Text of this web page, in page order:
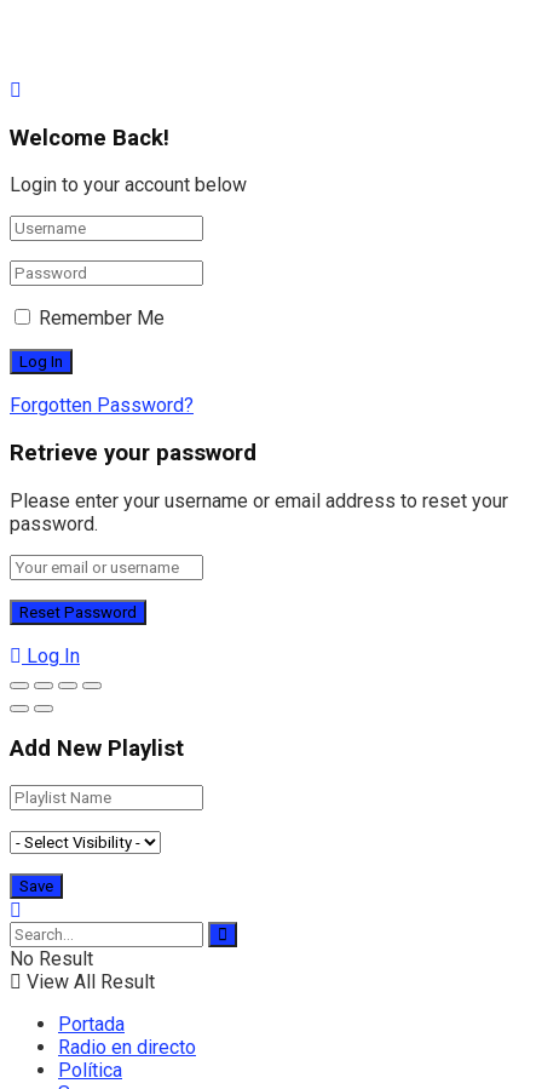
Welcome Back!
Login to your account below
Remember Me
Forgotten Password?
Retrieve your password
Please enter your username or email address to reset your
password.
Log In
Add New Playlist
No Result
View All Result
Portada
Radio en directo
Política